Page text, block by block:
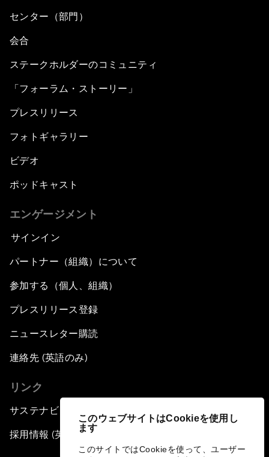
このウェブサイトはCookieを使用し
ます
このサイトではCookieを使って、ユーザー
センター（部門）
会合
ステークホルダーのコミュニティ
「フォーラム・ストーリー」
プレスリリース
フォトギャラリー
ビデオ
ポッドキャスト
エンゲージメント
サインイン
パートナー（組織）について
参加する（個人、組織）
プレスリリース登録
ニュースレター購読
連絡先 (英語のみ)
リンク
サステナビリティへの取り組み
採用情報 (英語のみ)